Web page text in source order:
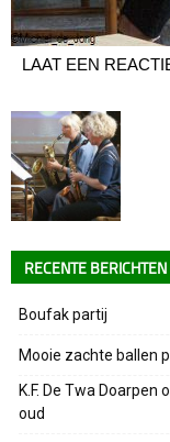
LAAT EEN
RECENTE BERICHTEN
Boufak partij
Mooie zachte ballen
K.F. De Twa
oud